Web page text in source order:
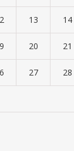
13 14
20 21
27 28